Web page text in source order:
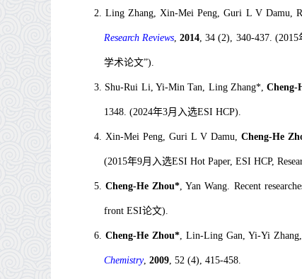
2.Ling Zhang, Xin-Mei Peng, Guri L V Damu,
Research Reviews 2014 34 (2), 340-437.
学术论文”).
3. Shu-Rui Li, Yi-Min Tan, Ling Zhang*, Cheng-
1348. (2024年3月入选ESI HCP).
4. Xin-Mei Peng, Guri L V Damu, Cheng-He
(2015年9月入选ESI Hot Paper, ESI HCP,
5. Cheng-He Zhou* , Yan Wang. Recent
front ESI论文).
6. Cheng-He Zhou*, Lin-Ling Gan, Yi-Yi
Chemistry, 2009, 52 (4), 415-458.